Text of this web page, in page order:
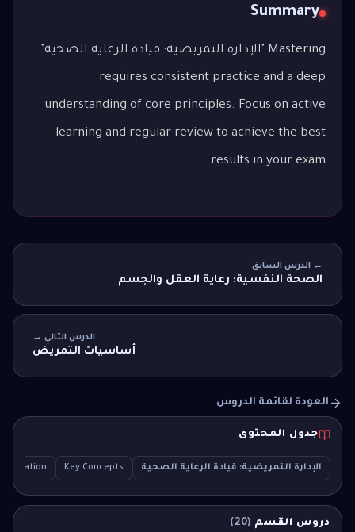
Summary
Mastering "الإدارة التمريضية: قيادة الرعاية الصحية"
requires consistent practice and a deep
understanding of core principles. Focus on active
learning and regular review to achieve the best
results in your exam.
← الدرس السابق
الصحة النفسية: رعاية العقل والجسم
الدرس التالي →
أساسيات التمريض
العودة لقائمة الدروس
جدول المحتوى
الإدارة التمريضية: قيادة الرعاية الصحية Key Concepts
دروس القسم (
20
)